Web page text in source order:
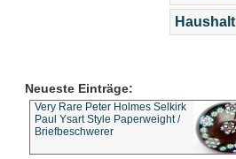
Haushalt
Neueste Einträge:
Very Rare Peter Holmes Selkirk
Paul Ysart Style Paperweight /
Briefbeschwerer